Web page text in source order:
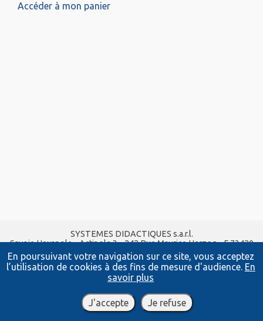
En poursuivant votre navigation sur ce site, vous acceptez
l’utilisation de cookies à des fins de mesure d'audience. En
savoir plus
J'accepte Je refuse
Accéder à mon panier
SYSTEMES DIDACTIQUES s.a.r.l.
Savoie Hexapole - Actipole 3 - 242 Rue Maurice Herzog - F 73420
VIVIERS DU LAC
Tel : 04 56 42 80 70| Fax :04 56 42 80 71
xavier.granjon@systemes-didactiques.fr
systemes-didactiques.fr